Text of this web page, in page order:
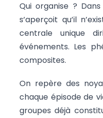
Qui organise ?
s’aperçoit qu’il
centrale unique
événements. Les
composites.
On repère des
chaque épisode de
groupes déjà